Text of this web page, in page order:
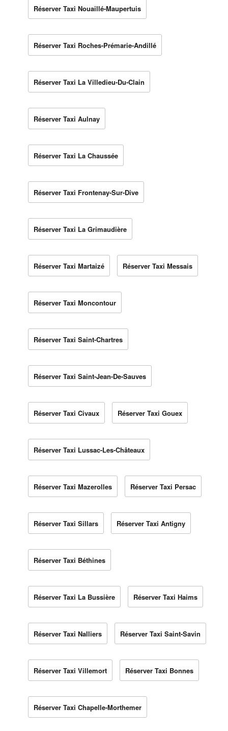
Réserver Taxi Nouaillé-Maupertuis
Réserver Taxi Roches-Prémarie-Andillé
Réserver Taxi La Villedieu-Du-Clain
Réserver Taxi Aulnay
Réserver Taxi La Chaussée
Réserver Taxi Frontenay-Sur-Dive
Réserver Taxi La Grimaudière
Réserver Taxi Martaizé Réserver Taxi Messais
Réserver Taxi Moncontour
Réserver Taxi Saint-Chartres
Réserver Taxi Saint-Jean-De-Sauves
Réserver Taxi Civaux Réserver Taxi Gouex
Réserver Taxi Lussac-Les-Châteaux
Réserver Taxi Mazerolles Réserver Taxi Persac
Réserver Taxi Sillars Réserver Taxi Antigny
Réserver Taxi Béthines
Réserver Taxi La Bussière Réserver Taxi Haims
Réserver Taxi Nalliers Réserver Taxi Saint-Savin
Réserver Taxi Villemort Réserver Taxi Bonnes
Réserver Taxi Chapelle-Morthemer